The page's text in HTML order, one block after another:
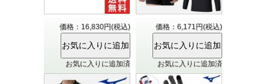
価格：16,830円(税込)
お気に入りに追加済
価格：6,171円(税込)
お気に入りに追加済